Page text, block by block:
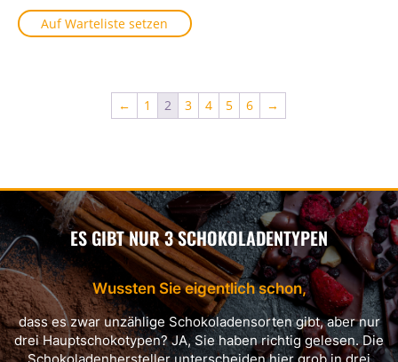
Auf Warteliste setzen
← 1 2 3 4 5 6 →
ES GIBT NUR 3 SCHOKOLADENTYPEN
Wussten Sie eigentlich schon,
dass es zwar unzählige Schokoladensorten gibt, aber nur
drei Hauptschokotypen? JA, Sie haben richtig gelesen. Die
Schokoladenhersteller unterscheiden hier grob in drei